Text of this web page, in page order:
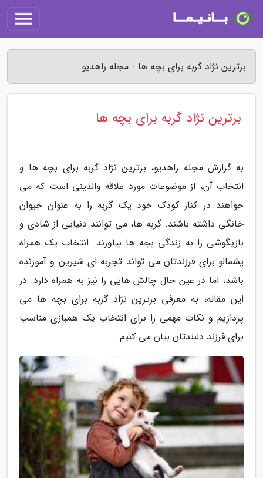
برترین نژاد گربه برای بچه ها - مجله راهدیو
برترین نژاد گربه برای بچه ها
به گزارش مجله راهدیو، برترین نژاد گربه برای بچه ها و
انتخاب آن، از موضوعات مورد علاقه والدینی است که می
خواهند در کنار کودک خود یک گربه را به عنوان حیوان
خانگی داشته باشند. گربه ها، می توانند دنیایی از شادی و
بازیگوشی را به زندگی بچه ها بیاورند. انتخاب یک همراه
پشمالو برای فرزندتان می تواند تجربه ای شیرین و آموزنده
باشد، اما در عین حال چالش هایی را نیز به همراه دارد. در
این مقاله، به معرفی برترین نژاد گربه برای بچه ها می
پردازیم و نکات مهمی را برای انتخاب یک همبازی مناسب
برای فرزند دلبندتان بیان می کنیم.